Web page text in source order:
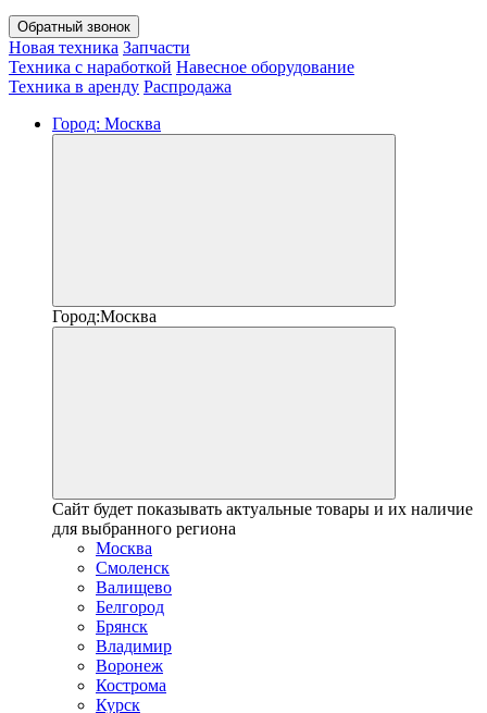
Обратный звонок
Новая техника Запчасти
Техника с наработкой Навесное оборудование
Техника в аренду Распродажа
Город: Москва
Город:Москва
Сайт будет показывать актуальные товары и их наличие
для выбранного региона
Москва
Смоленск
Валищево
Белгород
Брянск
Владимир
Воронеж
Кострома
Курск